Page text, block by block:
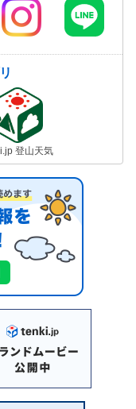
登山天気